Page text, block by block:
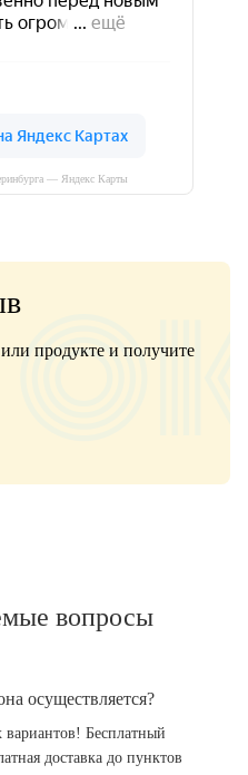
— Яндекс Карты
продукте и получите
вопросы
осуществляется?
Бесплатный
доставка до пунктов